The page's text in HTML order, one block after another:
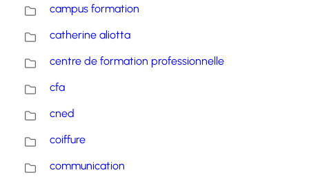
campus formation
catherine aliotta
centre de formation professionnelle
cfa
cned
coiffure
communication